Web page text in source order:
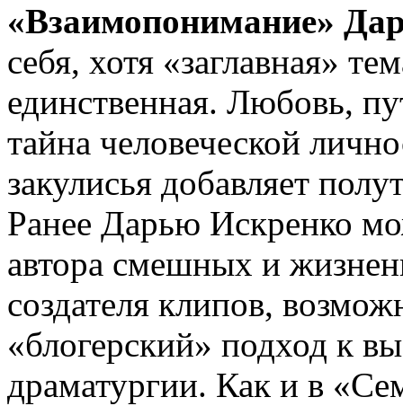
«Взаимопонимание»
себя, хотя «заглавная»
единственная. Любовь,
тайна человеческой
закулисья добавляет
Ранее Дарью Искренко
автора смешных и
создателя клипов,
«блогерский» подход к
драматургии. Как и в